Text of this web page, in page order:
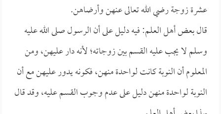
عشرة زوجة رضي الله تعالى عنهن وأرضاهن.
قال بعض أهل العلم: فيه دليل على أن الرسول صلى الله عليه
وسلم لا يجب عليه القسم بين زوجاته؛ لأنه دار عليهن، ومن
المعلوم أن النوبة كانت لواحدة منهن، فكونه يدور عليهن مع أن
النوبة لواحدة منهن دليل على عدم وجوب القسم عليه، وقد قال